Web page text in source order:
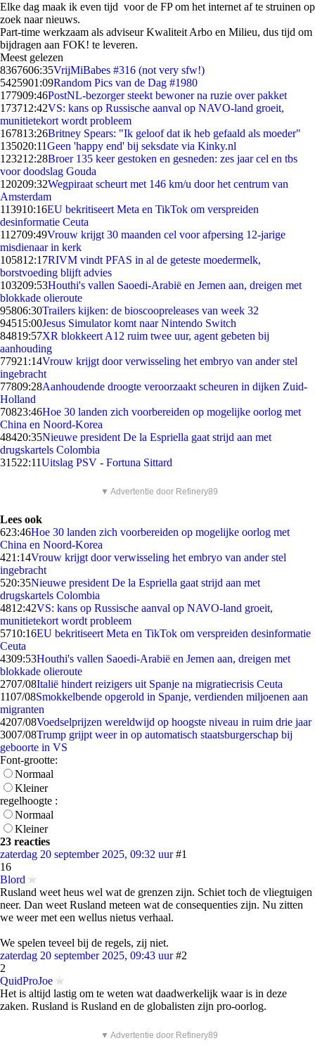
Elke dag maak ik even tijd voor de FP om het internet af te struinen op
zoek naar nieuws.
Part-time werkzaam als adviseur Kwaliteit Arbo en Milieu, dus tijd om
bijdragen aan FOK! te leveren.
Meest gelezen
8367606:35VrijMiBabes #316 (not very sfw!)
5425901:09Random Pics van de Dag #1980
177909:46PostNL-bezorger steekt bewoner na ruzie over pakket
173712:42VS: kans op Russische aanval op NAVO-land groeit,
munitietekort wordt probleem
167813:26Britney Spears: "Ik geloof dat ik heb gefaald als moeder"
135020:11Geen 'happy end' bij seksdate via Kinky.nl
123212:28Broer 135 keer gestoken en gesneden: zes jaar cel en tbs
voor doodslag Gouda
120209:32Wegpiraat scheurt met 146 km/u door het centrum van
Amsterdam
113910:16EU bekritiseert Meta en TikTok om verspreiden
desinformatie Ceuta
112709:49Vrouw krijgt 30 maanden cel voor afpersing 12-jarige
misdienaar in kerk
105812:17RIVM vindt PFAS in al de geteste moedermelk,
borstvoeding blijft advies
103209:53Houthi's vallen Saoedi-Arabië en Jemen aan, dreigen met
blokkade olieroute
95806:30Trailers kijken: de bioscoopreleases van week 32
94515:00Jesus Simulator komt naar Nintendo Switch
84819:57XR blokkeert A12 ruim twee uur, agent gebeten bij
aanhouding
77921:14Vrouw krijgt door verwisseling het embryo van ander stel
ingebracht
77809:28Aanhoudende droogte veroorzaakt scheuren in dijken Zuid-
Holland
70823:46Hoe 30 landen zich voorbereiden op mogelijke oorlog met
China en Noord-Korea
48420:35Nieuwe president De la Espriella gaat strijd aan met
drugskartels Colombia
31522:11Uitslag PSV - Fortuna Sittard
▼ Advertentie door Refinery89
Lees ook
623:46Hoe 30 landen zich voorbereiden op mogelijke oorlog met
China en Noord-Korea
421:14Vrouw krijgt door verwisseling het embryo van ander stel
ingebracht
520:35Nieuwe president De la Espriella gaat strijd aan met
drugskartels Colombia
4812:42VS: kans op Russische aanval op NAVO-land groeit,
munitietekort wordt probleem
5710:16EU bekritiseert Meta en TikTok om verspreiden desinformatie
Ceuta
4309:53Houthi's vallen Saoedi-Arabië en Jemen aan, dreigen met
blokkade olieroute
2707/08Italië hindert reizigers uit Spanje na migratiecrisis Ceuta
1107/08Smokkelbende opgerold in Spanje, verdienden miljoenen aan
migranten
4207/08Voedselprijzen wereldwijd op hoogste niveau in ruim drie jaar
3007/08Trump grijpt weer in op automatisch staatsburgerschap bij
geboorte in VS
Font-grootte:
Normaal
Kleiner
regelhoogte :
Normaal
Kleiner
23 reacties
zaterdag 20 september 2025, 09:32 uur #1
16
Blord
Rusland weet heus wel wat de grenzen zijn. Schiet toch de vliegtuigen
neer. Dan weet Rusland meteen wat de consequenties zijn. Nu zitten
we weer met een wellus nietus verhaal.
We spelen teveel bij de regels, zij niet.
zaterdag 20 september 2025, 09:43 uur #2
2
QuidProJoe
Het is altijd lastig om te weten wat daadwerkelijk waar is in deze
zaken. Rusland is Rusland en de globalisten zijn pro-oorlog.
▼ Advertentie door Refinery89